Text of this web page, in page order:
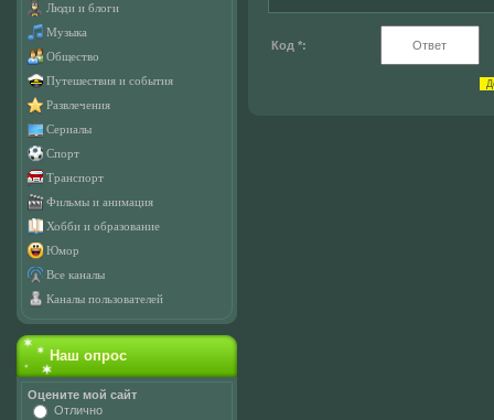
Люди и блоги
Музыка
Общество
Путешествия и события
Развлечения
Сериалы
Спорт
Транспорт
Фильмы и анимация
Хобби и образование
Юмор
Все каналы
Каналы пользователей
Наш опрос
Оцените мой сайт
Отлично
Код *: